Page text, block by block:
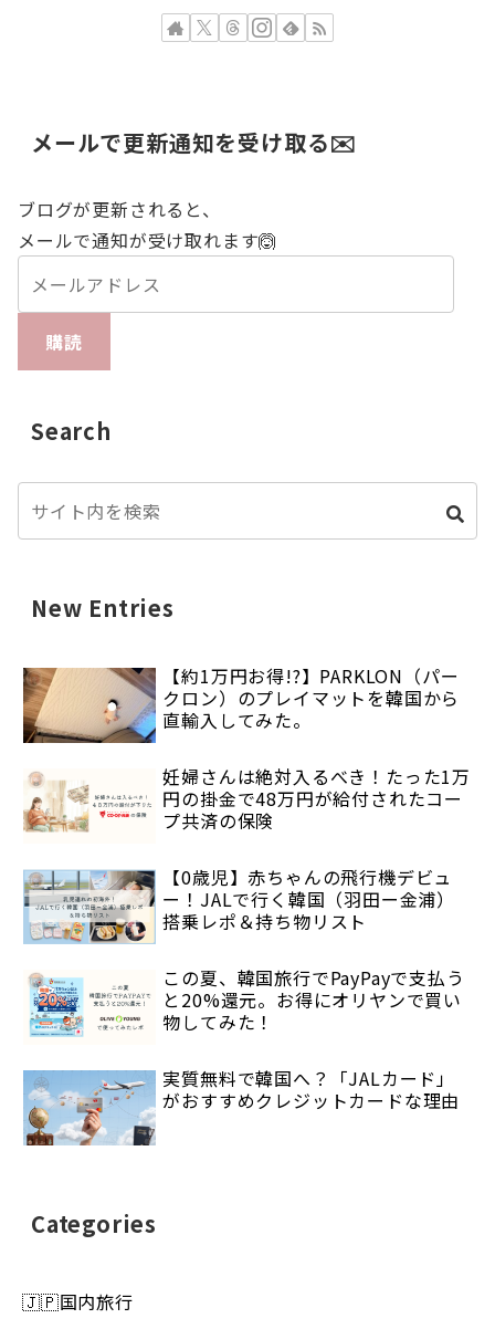
メールで更新通知を受け取る✉️
ブログが更新されると、
メールで通知が受け取れます🙆
購読
Search
New Entries
【約1万円お得!?】PARKLON（パー
クロン）のプレイマットを韓国から
直輸入してみた。
妊婦さんは絶対入るべき！たった1万
円の掛金で48万円が給付されたコー
プ共済の保険
【0歳児】赤ちゃんの飛行機デビュ
ー！JALで行く韓国（羽田ー金浦）
搭乗レポ＆持ち物リスト
この夏、韓国旅行でPayPayで支払う
と20%還元。お得にオリヤンで買い
物してみた！
実質無料で韓国へ？「JALカード」
がおすすめクレジットカードな理由
Categories
🇯🇵国内旅行